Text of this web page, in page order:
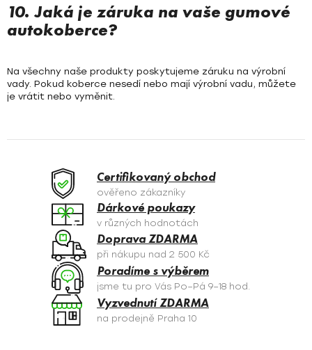
10. Jaká je záruka na vaše gumové
autokoberce?
Na všechny naše produkty poskytujeme záruku na výrobní
vady. Pokud koberce nesedí nebo mají výrobní vadu, můžete
je vrátit nebo vyměnit.
Certifikovaný obchod
ověřeno zákazníky
Dárkové poukazy
v různých hodnotách
Doprava ZDARMA
při nákupu nad 2 500 Kč
Poradíme s výběrem
jsme tu pro Vás Po–Pá 9–18 hod.
Vyzvednutí ZDARMA
na prodejně Praha 10